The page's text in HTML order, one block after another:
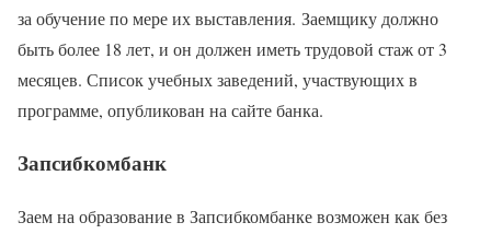
за обучение по мере их выставления. Заемщику должно
быть более 18 лет, и он должен иметь трудовой стаж от 3
месяцев. Список учебных заведений, участвующих в
программе, опубликован на сайте банка.
Запсибкомбанк
Заем на образование в Запсибкомбанке возможен как без